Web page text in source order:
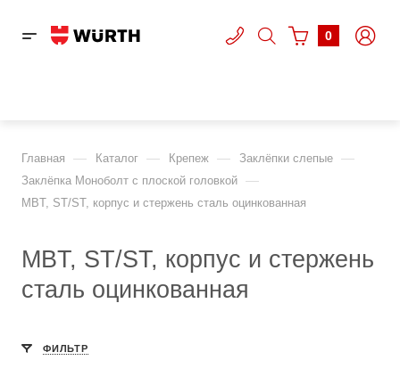
0
Главная — Каталог — Крепеж — Заклёпки слепые —
Заклёпка Моноболт с плоской головкой —
MBT, ST/ST, корпус и стержень сталь оцинкованная
MBT, ST/ST, корпус и стержень
сталь оцинкованная
ФИЛЬТР